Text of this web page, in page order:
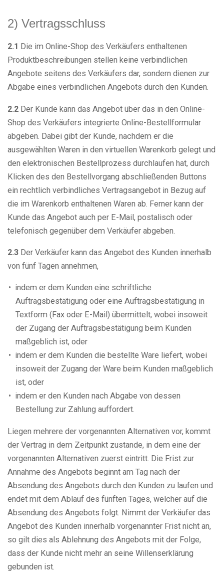
2) Vertragsschluss
2.1 Die im Online-Shop des Verkäufers enthaltenen
Produktbeschreibungen stellen keine verbindlichen
Angebote seitens des Verkäufers dar, sondern dienen zur
Abgabe eines verbindlichen Angebots durch den Kunden.
2.2 Der Kunde kann das Angebot über das in den Online-
Shop des Verkäufers integrierte Online-Bestellformular
abgeben. Dabei gibt der Kunde, nachdem er die
ausgewählten Waren in den virtuellen Warenkorb gelegt und
den elektronischen Bestellprozess durchlaufen hat, durch
Klicken des den Bestellvorgang abschließenden Buttons
ein rechtlich verbindliches Vertragsangebot in Bezug auf
die im Warenkorb enthaltenen Waren ab. Ferner kann der
Kunde das Angebot auch per E-Mail, postalisch oder
telefonisch gegenüber dem Verkäufer abgeben.
2.3 Der Verkäufer kann das Angebot des Kunden innerhalb
von fünf Tagen annehmen,
indem er dem Kunden eine schriftliche
Auftragsbestätigung oder eine Auftragsbestätigung in
Textform (Fax oder E-Mail) übermittelt, wobei insoweit
der Zugang der Auftragsbestätigung beim Kunden
maßgeblich ist, oder
indem er dem Kunden die bestellte Ware liefert, wobei
insoweit der Zugang der Ware beim Kunden maßgeblich
ist, oder
indem er den Kunden nach Abgabe von dessen
Bestellung zur Zahlung auffordert.
Liegen mehrere der vorgenannten Alternativen vor, kommt
der Vertrag in dem Zeitpunkt zustande, in dem eine der
vorgenannten Alternativen zuerst eintritt. Die Frist zur
Annahme des Angebots beginnt am Tag nach der
Absendung des Angebots durch den Kunden zu laufen und
endet mit dem Ablauf des fünften Tages, welcher auf die
Absendung des Angebots folgt. Nimmt der Verkäufer das
Angebot des Kunden innerhalb vorgenannter Frist nicht an,
so gilt dies als Ablehnung des Angebots mit der Folge,
dass der Kunde nicht mehr an seine Willenserklärung
gebunden ist.